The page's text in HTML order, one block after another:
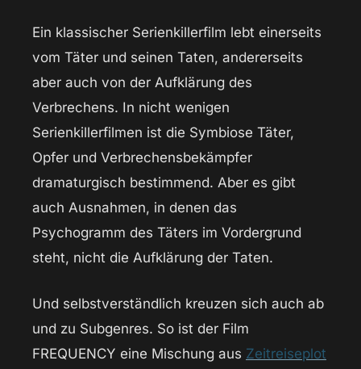
Ein klassischer Serienkillerfilm lebt einerseits
vom Täter und seinen Taten, andererseits
aber auch von der Aufklärung des
Verbrechens. In nicht wenigen
Serienkillerfilmen ist die Symbiose Täter,
Opfer und Verbrechensbekämpfer
dramaturgisch bestimmend. Aber es gibt
auch Ausnahmen, in denen das
Psychogramm des Täters im Vordergrund
steht, nicht die Aufklärung der Taten.
Und selbstverständlich kreuzen sich auch ab
und zu Subgenres. So ist der Film
FREQUENCY eine Mischung aus Zeitreiseplot